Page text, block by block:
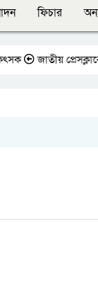
ফিচার
জাতীয়